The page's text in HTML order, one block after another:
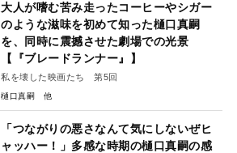
大人が嗜む苦み走ったコーヒーやシガー
のような滋味を初めて知った樋口真嗣
を、同時に震撼させた劇場での光景
【『ブレードランナー』】
私を壊した映画たち 第5回
樋口真嗣
「つながりの悪さなんて気にしないぜヒ
ャッハー！」多感な時期の樋口真嗣の感